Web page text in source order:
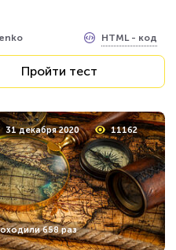
HTML - код
Пройти тест
31 декабря 2020 11162
658 раз